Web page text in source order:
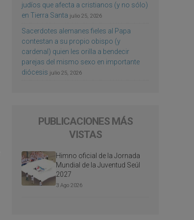
judíos que afecta a cristianos (y no sólo)
en Tierra Santa julio 25, 2026
Sacerdotes alemanes fieles al Papa
contestan a su propio obispo (y
cardenal) quien les orilla a bendecir
parejas del mismo sexo en importante
diócesis julio 25, 2026
PUBLICACIONES MÁS
VISTAS
Himno oficial de la Jornada
Mundial de la Juventud Seúl
2027
3 Ago 2026